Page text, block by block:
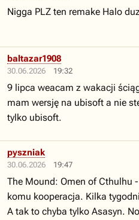
Nigga PLZ ten remake Halo
30.06.2026 19:32
baltazar1908
9 lipca weacam z wakacji
mam wersję na ubisoft a nie
tylko ubisoft.
30.06.2026 19:47
pyszniak
The Mound: Omen of Cthulhu
komu kooperacja. Kilka
A tak to chyba tylko Asasyn.